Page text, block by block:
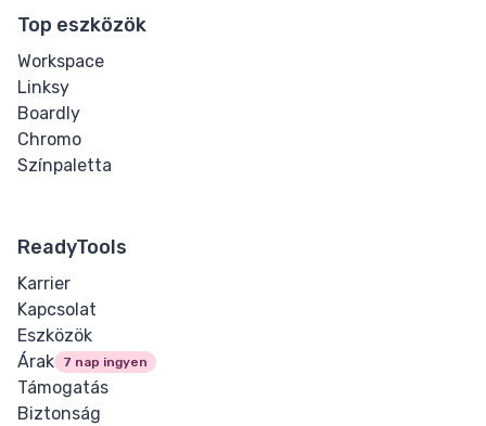
Top eszközök
Workspace
Linksy
Boardly
Chromo
Színpaletta
ReadyTools
Karrier
Kapcsolat
Eszközök
Árak
7 nap ingyen
Támogatás
Biztonság